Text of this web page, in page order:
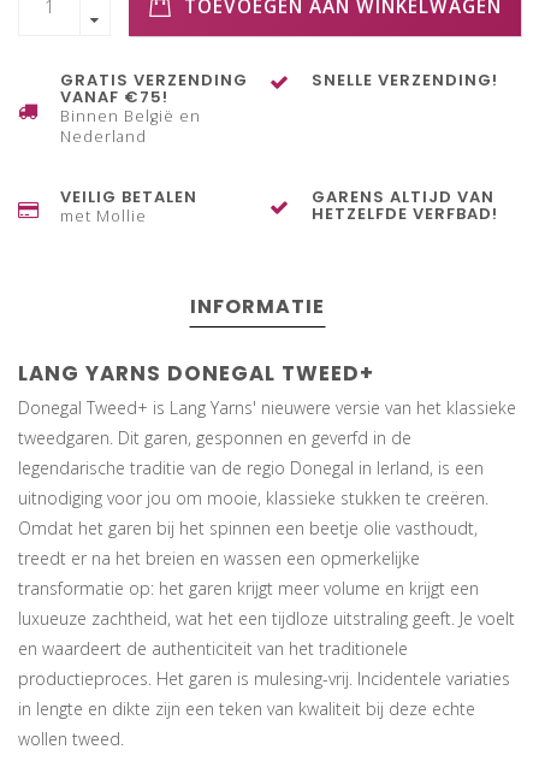
TOEVOEGEN AAN WINKELWAGEN
GRATIS VERZENDING
VANAF €75!
Binnen België en
Nederland
SNELLE VERZENDING!
VEILIG BETALEN
met Mollie
GARENS ALTIJD VAN
HETZELFDE VERFBAD!
INFORMATIE
LANG YARNS DONEGAL TWEED+
Donegal Tweed+ is Lang Yarns' nieuwere versie van het klassieke
tweedgaren. Dit garen, gesponnen en geverfd in de
legendarische traditie van de regio Donegal in Ierland, is een
uitnodiging voor jou om mooie, klassieke stukken te creëren.
Omdat het garen bij het spinnen een beetje olie vasthoudt,
treedt er na het breien en wassen een opmerkelijke
transformatie op: het garen krijgt meer volume en krijgt een
luxueuze zachtheid, wat het een tijdloze uitstraling geeft. Je voelt
en waardeert de authenticiteit van het traditionele
productieproces. Het garen is mulesing-vrij. Incidentele variaties
in lengte en dikte zijn een teken van kwaliteit bij deze echte
wollen tweed.